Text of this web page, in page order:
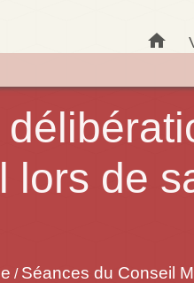
home
lors de
/ Séances du Conseil